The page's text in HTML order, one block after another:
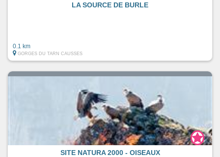
LA SOURCE DE BURLE
0.1 km
GORGES DU TARN CAUSSES
SITE NATURA 2000 - OISEAUX